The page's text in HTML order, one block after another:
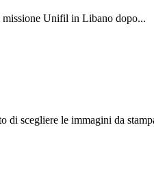
missione Unifil in Libano dopo...
di scegliere le immagini da